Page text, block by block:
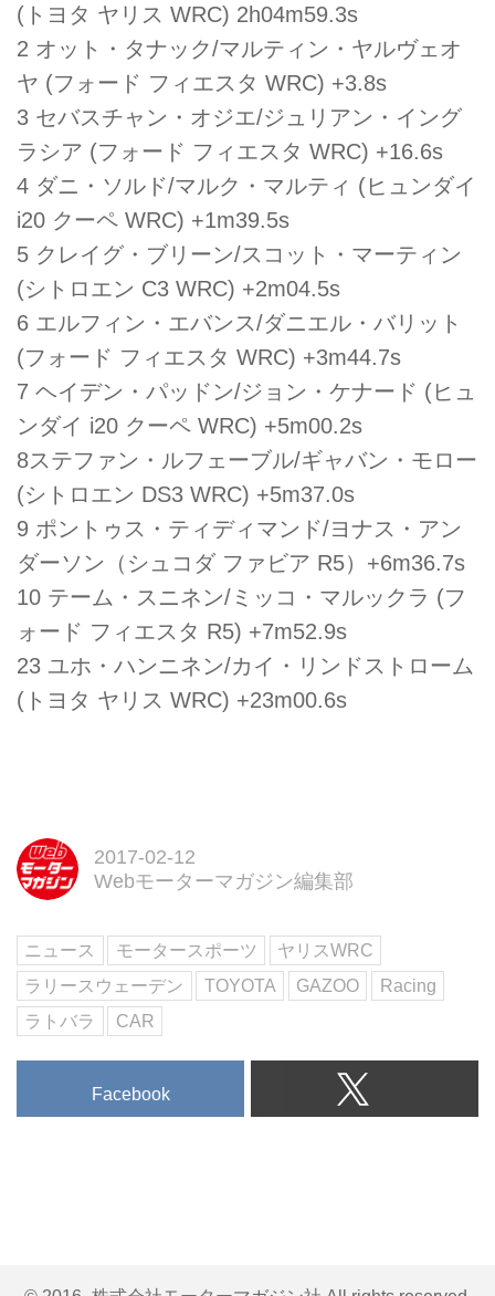
(トヨタ ヤリス WRC) 2h04m59.3s
2 オット・タナック/マルティン・ヤルヴェオ
ヤ (フォード フィエスタ WRC) +3.8s
3 セバスチャン・オジエ/ジュリアン・イング
ラシア (フォード フィエスタ WRC) +16.6s
4 ダニ・ソルド/マルク・マルティ (ヒュンダイ
i20 クーペ WRC) +1m39.5s
5 クレイグ・ブリーン/スコット・マーティン
(シトロエン C3 WRC) +2m04.5s
6 エルフィン・エバンス/ダニエル・バリット
(フォード フィエスタ WRC) +3m44.7s
7 ヘイデン・パッドン/ジョン・ケナード (ヒュ
ンダイ i20 クーペ WRC) +5m00.2s
8ステファン・ルフェーブル/ギャバン・モロー
(シトロエン DS3 WRC) +5m37.0s
9 ポントゥス・ティディマンド/ヨナス・アン
ダーソン（シュコダ ファビア R5）+6m36.7s
10 テーム・スニネン/ミッコ・マルックラ (フ
ォード フィエスタ R5) +7m52.9s
23 ユホ・ハンニネン/カイ・リンドストローム
(トヨタ ヤリス WRC) +23m00.6s
2017-02-12
Webモーターマガジン編集部
ニュース モータースポーツ
ヤリスWRC
ラリースウェーデン
TOYOTA GAZOO
Racing
ラトバラ
CAR
Facebook